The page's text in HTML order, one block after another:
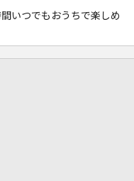
いつでもおうちで楽しめ